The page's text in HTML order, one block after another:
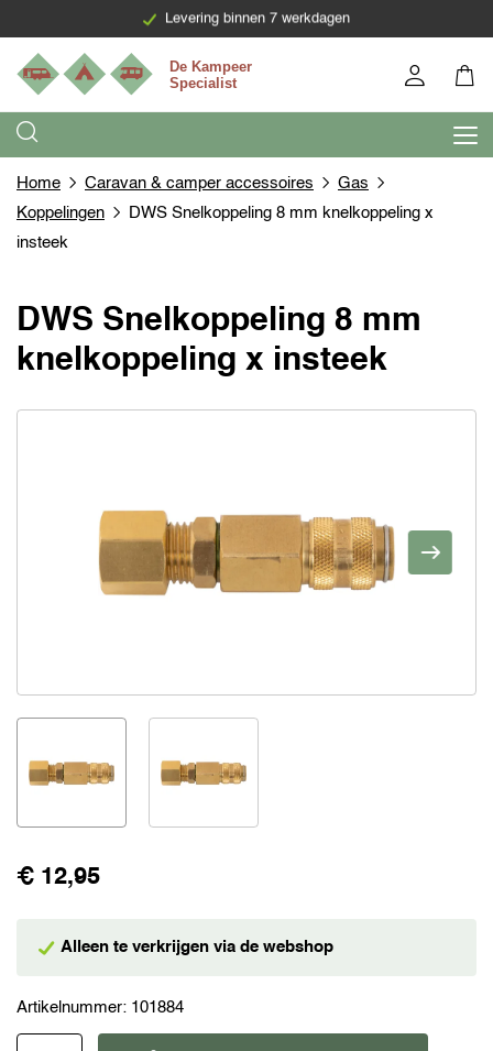
Levering binnen 7 werkdagen
Home Caravan & camper accessoires
Gas
Koppelingen
DWS Snelkoppeling 8 mm knelkoppeling x
insteek
DWS Snelkoppeling 8 mm
knelkoppeling x insteek
€ 12,95
Alleen te verkrijgen via de webshop
Artikelnummer: 101884